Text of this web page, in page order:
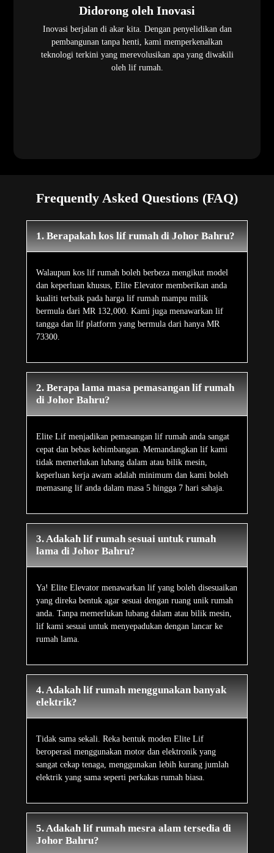
Didorong oleh Inovasi
Inovasi berjalan di akar kita. Dengan penyelidikan dan
pembangunan tanpa henti, kami memperkenalkan
teknologi terkini yang merevolusikan apa yang diwakili
oleh lif rumah.
Frequently Asked Questions (FAQ)
1. Berapakah kos lif rumah di Johor Bahru?
Walaupun kos lif rumah boleh berbeza mengikut model
dan keperluan khusus, Elite Elevator memberikan anda
kualiti terbaik pada harga lif rumah mampu milik
bermula dari MR 132,000. Kami juga menawarkan lif
tangga dan lif platform yang bermula dari hanya MR
73300.
2. Berapa lama masa pemasangan lif rumah
di Johor Bahru?
Elite Lif menjadikan pemasangan lif rumah anda sangat
cepat dan bebas kebimbangan. Memandangkan lif kami
tidak memerlukan lubang dalam atau bilik mesin,
keperluan kerja awam adalah minimum dan kami boleh
memasang lif anda dalam masa 5 hingga 7 hari sahaja.
3. Adakah lif rumah sesuai untuk rumah
lama di Johor Bahru?
Ya! Elite Elevator menawarkan lif yang boleh disesuaikan
yang direka bentuk agar sesuai dengan ruang unik rumah
anda. Tanpa memerlukan lubang dalam atau bilik mesin,
lif kami sesuai untuk menyepadukan dengan lancar ke
rumah lama.
4. Adakah lif rumah menggunakan banyak
elektrik?
Tidak sama sekali. Reka bentuk moden Elite Lif
beroperasi menggunakan motor dan elektronik yang
sangat cekap tenaga, menggunakan lebih kurang jumlah
elektrik yang sama seperti perkakas rumah biasa.
5. Adakah lif rumah mesra alam tersedia di
Johor Bahru?